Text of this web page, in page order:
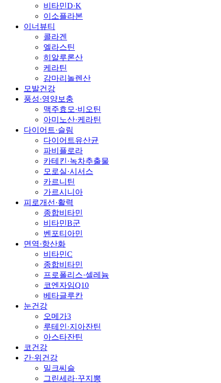
비타민D·K
이소플라본
이너뷰티
콜라겐
엘라스틴
히알루론산
케라틴
감마리놀렌산
모발건강
풍성·영양보충
맥주효모·비오틴
아미노산·케라틴
다이어트·슬림
다이어트유산균
파비플로라
카테킨·녹차추출물
모로실·시서스
카르니틴
가르시니아
피로개선·활력
종합비타민
비타민B군
벤포티아민
면역·항산화
비타민C
종합비타민
프로폴리스·셀레늄
코엔자임Q10
베타글루칸
눈건강
오메가3
루테인·지아잔틴
아스타잔틴
코건강
간·위건강
밀크씨슬
그린세라·꾸지뽕